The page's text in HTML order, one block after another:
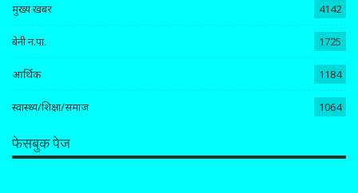
मुख्य खबर 4142
बेनी न.पा. 1725
आर्थिक 1184
स्वास्थ्य/शिक्षा/समाज 1064
फेसबुक पेज